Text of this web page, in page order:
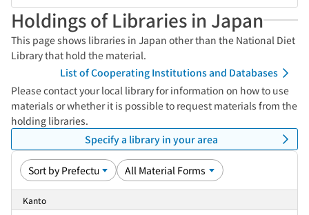
Holdings of Libraries in Japan
This page shows libraries in Japan other than the National Diet
Library that hold the material.
List of Cooperating Institutions and Databases
Please contact your local library for information on how to use
materials or whether it is possible to request materials from the
holding libraries.
Specify a library in your area
Kanto